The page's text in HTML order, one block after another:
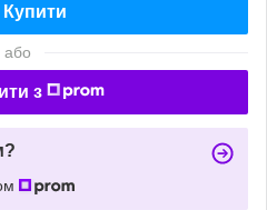
Купити
або
з